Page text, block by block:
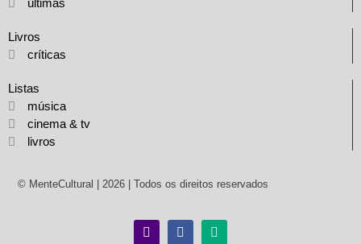
últimas
Livros
críticas
Listas
música
cinema & tv
livros
© MenteCultural | 2026 | Todos os direitos reservados